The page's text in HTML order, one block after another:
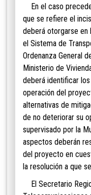
En el caso
que se refiere el
deberá otorgarse en
el Sistema de
Ordenanza General
Ministerio de
deberá identificar
operación del
alternativas de
de no deteriorar su
supervisado por la
aspectos deberán
del proyecto en
la resolución a que
El Secretario